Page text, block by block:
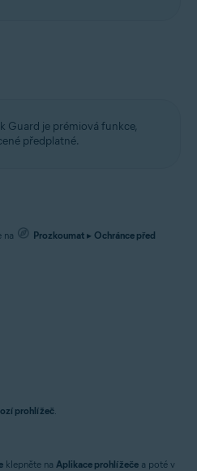
Guard je prémiová funkce,
předplatné.
na Prozkoumat ▸ Ochránce před
prohlížeč.
klepněte na Aplikace prohlížeče a poté v